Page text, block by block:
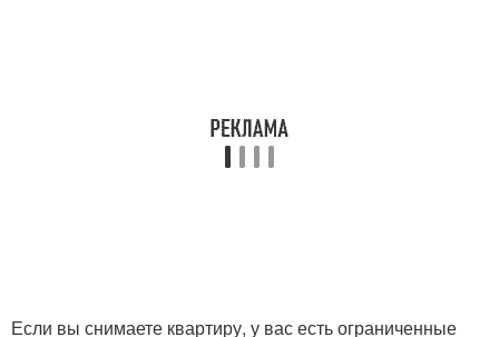
Если вы снимаете квартиру, у вас есть ограниченные